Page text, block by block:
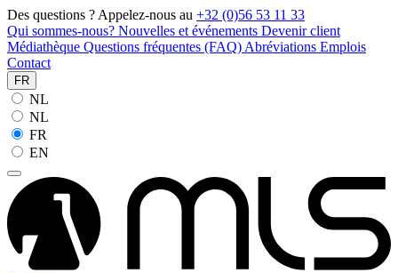
Des questions ? Appelez-nous au +32 (0)56 53 11 33
Qui sommes-nous? Nouvelles et événements Devenir client
Médiathèque Questions fréquentes (FAQ) Abréviations Emplois
Contact
FR
NL
NL
FR
EN